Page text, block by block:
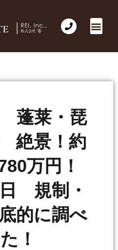
蓬莱・琵
絶景！約
万円！
規制・
的に調べ
！